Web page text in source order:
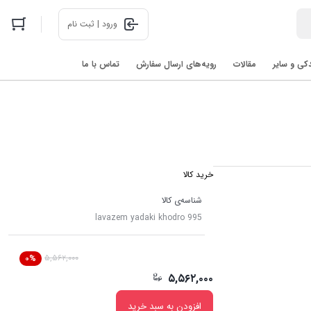
ورود | ثبت نام
و سایر مقالات رویه‌های ارسال سفارش تماس با ما
خرید کالا
شناسه‌ی کالا
lavazem yadaki khodro 995
۵,۵۶۲,۰۰۰ ۰%
۵,۵۶۲,۰۰۰
افزودن به سبد خرید